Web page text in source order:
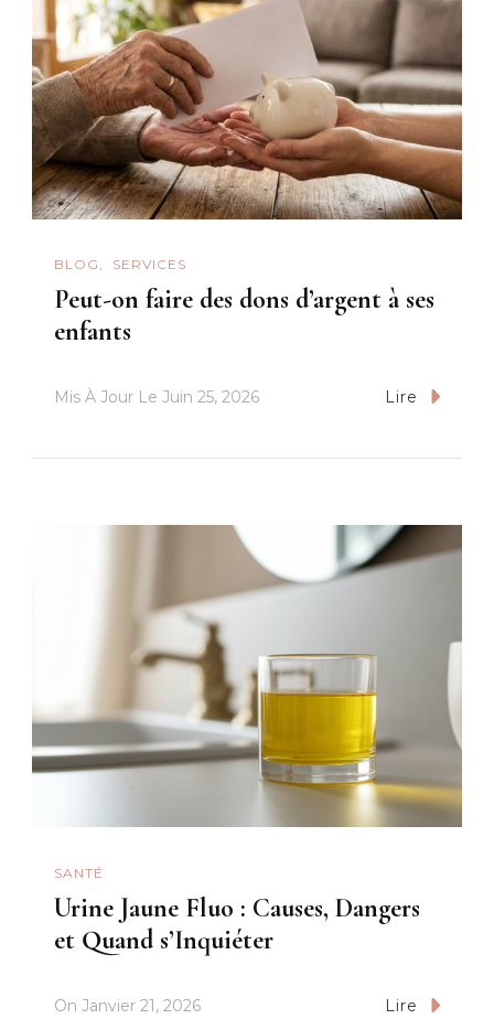
BLOG SERVICES
Peut-on faire des dons d’argent à ses
enfants
Mis À Jour Le Juin 25, 2026 Lire
SANTÉ
Urine Jaune Fluo : Causes, Dangers
et Quand s’Inquiéter
On Janvier 21, 2026 Lire